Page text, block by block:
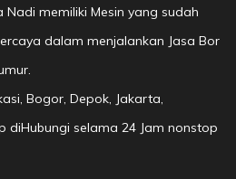
memiliki Mesin yang sudah
dalam menjalankan Jasa Bor
Bogor, Depok, Jakarta,
diHubungi selama 24 Jam nonstop